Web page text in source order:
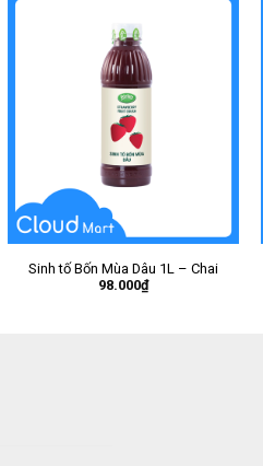
Sinh tố Bốn Mùa Dâu 1L – Chai
98.000₫